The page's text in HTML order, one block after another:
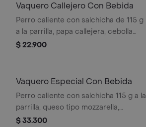
Vaquero Callejero Con Bebida
Perro caliente con salchicha de 115 g
a la parrilla, papa callejera, cebolla
picada, salsa blanca, salsa de tomate
$ 22.900
Vaquero Especial Con Bebida
Perro caliente con salchicha 115 g a la
parrilla, queso tipo mozzarella,
tocineta picada, papa callejera,
$ 33.300